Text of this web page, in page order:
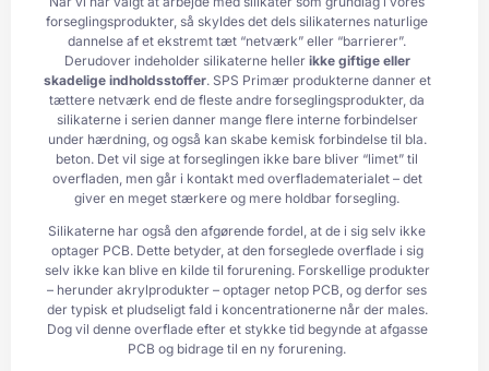
forseglingsprodukter, så skyldes det dels silikaternes naturlige
dannelse af et ekstremt tæt “netværk” eller “barrierer”.
Derudover indeholder silikaterne heller ikke giftige eller
skadelige indholdsstoffer. SPS Primær produkterne danner et
tættere netværk end de fleste andre forseglingsprodukter, da
silikaterne i serien danner mange flere interne forbindelser
under hærdning, og også kan skabe kemisk forbindelse til bla.
beton. Det vil sige at forseglingen ikke bare bliver “limet” til
overfladen, men går i kontakt med overfladematerialet – det
giver en meget stærkere og mere holdbar forsegling.
Silikaterne har også den afgørende fordel, at de i sig selv ikke
optager PCB. Dette betyder, at den forseglede overflade i sig
selv ikke kan blive en kilde til forurening. Forskellige produkter
– herunder akrylprodukter – optager netop PCB, og derfor ses
der typisk et pludseligt fald i koncentrationerne når der males.
Dog vil denne overflade efter et stykke tid begynde at afgasse
PCB og bidrage til en ny forurening.